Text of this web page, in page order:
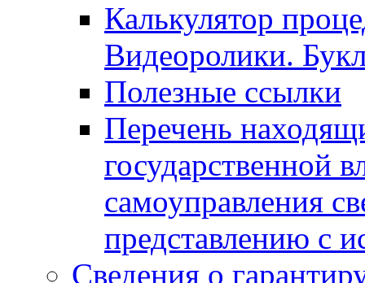
Калькулятор
Видеоролики.
Полезные ссылки
Перечень
государственной
самоуправления
представлению с
Сведения о